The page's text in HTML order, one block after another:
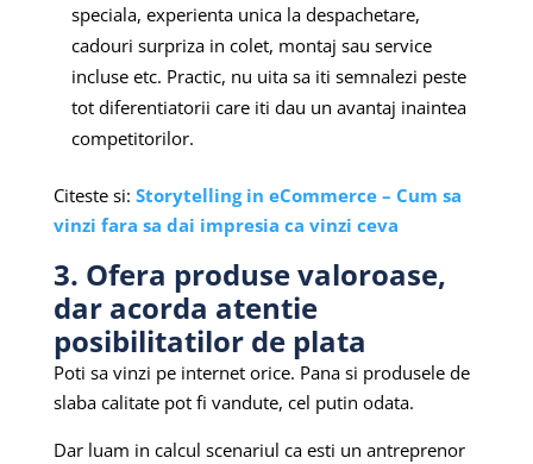
speciala, experienta unica la despachetare,
cadouri surpriza in colet, montaj sau service
incluse etc. Practic, nu uita sa iti semnalezi peste
tot diferentiatorii care iti dau un avantaj inaintea
competitorilor.
Citeste si: Storytelling in eCommerce – Cum sa
vinzi fara sa dai impresia ca vinzi ceva
3. Ofera produse valoroase,
dar acorda atentie
posibilitatilor de plata
Poti sa vinzi pe internet orice. Pana si produsele de
slaba calitate pot fi vandute, cel putin odata.
Dar luam in calcul scenariul ca esti un antreprenor